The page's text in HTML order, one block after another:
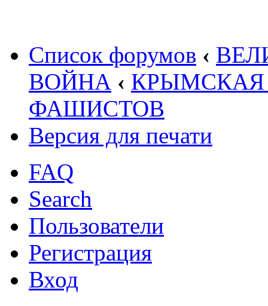
Список форумов ‹
ВОЙНА ‹ КРЫМСКАЯ
ФАШИСТОВ
Версия для печати
FAQ
Search
Пользователи
Регистрация
Вход